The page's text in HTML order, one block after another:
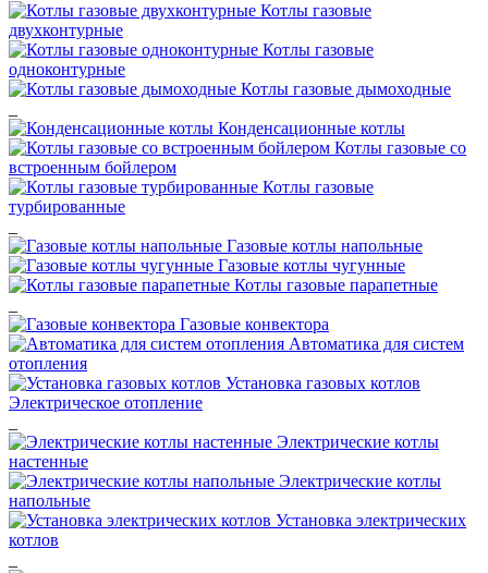
Котлы газовые
двухконтурные
Котлы газовые
одноконтурные
Котлы газовые дымоходные
Конденсационные котлы
Котлы газовые со
встроенным бойлером
Котлы газовые
турбированные
Газовые котлы напольные
Газовые котлы чугунные
Котлы газовые парапетные
Газовые конвектора
Автоматика для систем
отопления
Установка газовых котлов
Электрическое отопление
Электрические котлы
настенные
Электрические котлы
напольные
Установка электрических
котлов